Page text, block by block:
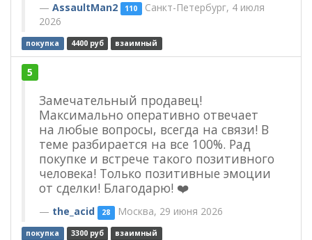
AssaultMan2 110 Санкт-Петербург, 4 июля
2026
покупка 4400 руб взаимный
5
Замечательный продавец!
Максимально оперативно отвечает
на любые вопросы, всегда на связи! В
теме разбирается на все 100%. Рад
покупке и встрече такого позитивного
человека! Только позитивные эмоции
от сделки! Благодарю! ❤️
the_acid 28 Москва, 29 июня 2026
покупка 3300 руб взаимный